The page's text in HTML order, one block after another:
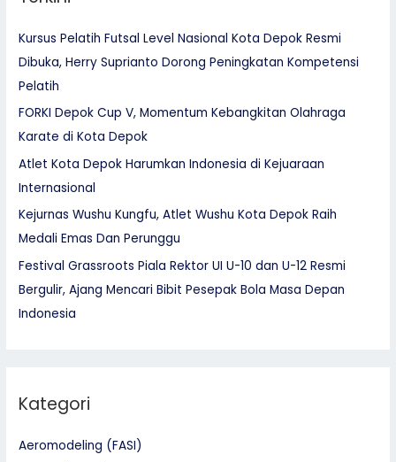
Kursus Pelatih Futsal Level Nasional Kota Depok Resmi
Dibuka, Herry Suprianto Dorong Peningkatan Kompetensi
Pelatih
FORKI Depok Cup V, Momentum Kebangkitan Olahraga
Karate di Kota Depok
Atlet Kota Depok Harumkan Indonesia di Kejuaraan
Internasional
Kejurnas Wushu Kungfu, Atlet Wushu Kota Depok Raih
Medali Emas Dan Perunggu
Festival Grassroots Piala Rektor UI U-10 dan U-12 Resmi
Bergulir, Ajang Mencari Bibit Pesepak Bola Masa Depan
Indonesia
Kategori
Aeromodeling (FASI)